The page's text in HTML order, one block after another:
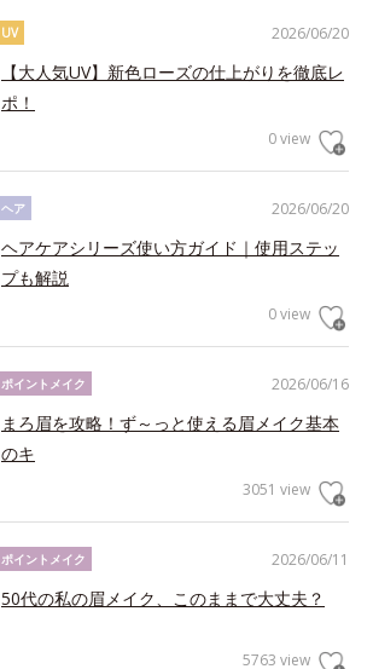
2026/06/20
UV
【大人気UV】新色ローズの仕上がりを徹底レ
ポ！
0 view
2026/06/20
ヘア
ヘアケアシリーズ使い方ガイド｜使用ステッ
プも解説
0 view
2026/06/16
ポイントメイク
まろ眉を攻略！ず～っと使える眉メイク基本
のキ
3051 view
2026/06/11
ポイントメイク
50代の私の眉メイク、このままで大丈夫？
5763 view